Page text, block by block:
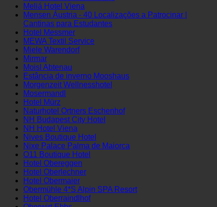
Apartamentos Maximiliano
Meliá Hotel Viena
Mensen Áustria - 40 Localizações a Patrocinar |
Cantinas para Estudantes
Hotel Messmer
MEWA Textil Service
Miele Warendorf
Mirmar
Moisl Abtenau
Estância de inverno Mooshaus
Morgenzeit Wellnesshotel
Mosermandl
Hotel Mürz
Naturhotel Ortners Eschenhof
NH Budapest City Hotel
NH Hotel Viena
Nives Boutique Hotel
Nixe Palace Palma de Maiorca
O11 Boutique Hotel
Hotel Obereggen
Hotel Oberlechner
Hotel Obermaier
Obermühle 4*S Alpin SPA Resort